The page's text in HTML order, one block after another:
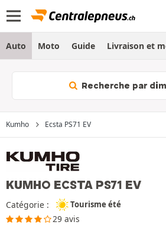
Auto Moto Guide Livraison et
Recherche par
Kumho Ecsta PS71 EV
KUMHO ECSTA PS71 EV
Catégorie : Tourisme été
29 avis